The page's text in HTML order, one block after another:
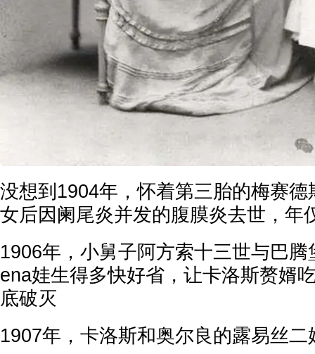
没想到1904年，怀着第三胎的梅赛
女后因阑尾炎并发的腹膜炎去世，年
1906年，小舅子阿方索十三世与巴
ena娃生得多快好省，让卡洛斯赘婿
底破灭
1907年，卡洛斯和奥尔良的露易丝